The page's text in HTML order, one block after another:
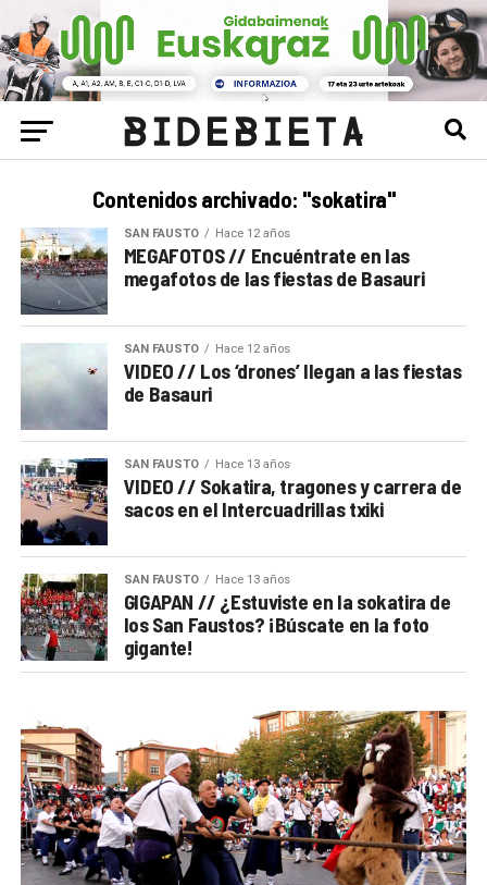
Contenidos archivado: "sokatira"
SAN FAUSTO Hace 12 años
MEGAFOTOS // Encuéntrate en las
megafotos de las fiestas de Basauri
SAN FAUSTO Hace 12 años
VIDEO // Los ‘drones’ llegan a las fiestas
de Basauri
SAN FAUSTO Hace 13 años
VIDEO // Sokatira, tragones y carrera de
sacos en el Intercuadrillas txiki
SAN FAUSTO Hace 13 años
GIGAPAN // ¿Estuviste en la sokatira de
los San Faustos? ¡Búscate en la foto
gigante!